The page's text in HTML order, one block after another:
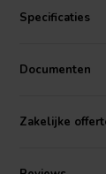
XLR
Met de
ICEpower
naar streaming
Specificaties
Documenten
Zakelijke